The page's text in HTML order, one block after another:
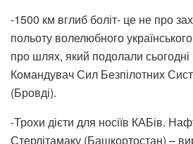
-1500 км вглиб боліт- це не про
польоту волелюбного
про шлях, який подолали
Командувач Сил Безпілотних
(Бровді).
-Трохи дієти для носіїв КАБів.
Стерлітамаку (Башкортостан) –